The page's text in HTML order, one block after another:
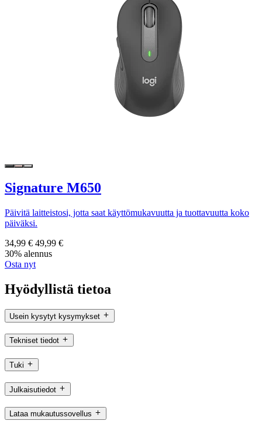
Signature M650
Päivitä laitteistosi, jotta saat käyttömukavuutta ja tuottavuutta koko
päiväksi.
34,99 € 49,99 €
30% alennus
Osta nyt
Hyödyllistä tietoa
Usein kysytyt kysymykset
Tekniset tiedot
Tuki
Julkaisutiedot
Lataa mukautussovellus